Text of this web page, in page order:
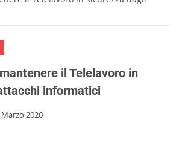
il Telelavoro in
informatici
2020